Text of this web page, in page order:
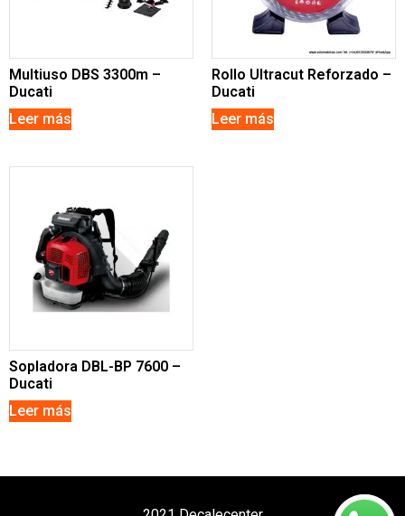
Multiuso DBS 3300m –
Ducati
Leer más
Rollo Ultracut Reforzado –
Ducati
Leer más
Sopladora DBL-BP 7600 –
Ducati
Leer más